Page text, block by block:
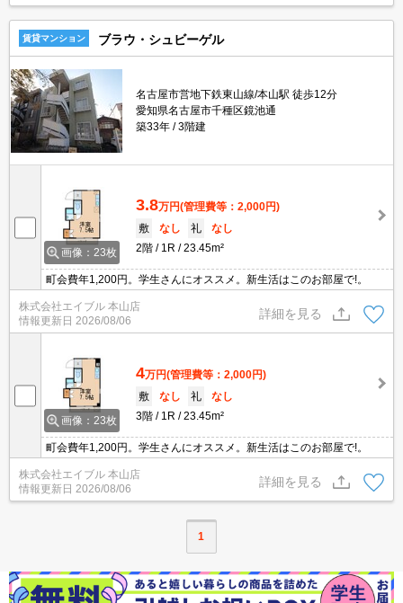
賃貸マンション ブラウ・シュビーゲル
名古屋市営地下鉄東山線/本山駅 徒歩12分
愛知県名古屋市千種区鏡池通
築33年
3階建
画像：23枚
3.8万円(管理費等：2,000円)
敷
なし 礼
なし
2階
1R 23.45m²
町会費年1,200円。学生さんにオススメ。新生活はこのお部屋で!。
株式会社エイブル 本山店
情報更新日 2026/08/06
詳細を見る
画像：23枚
4万円(管理費等：2,000円)
敷
なし 礼
なし
3階
1R 23.45m²
町会費年1,200円。学生さんにオススメ。新生活はこのお部屋で!。
株式会社エイブル 本山店
情報更新日 2026/08/06
詳細を見る
1